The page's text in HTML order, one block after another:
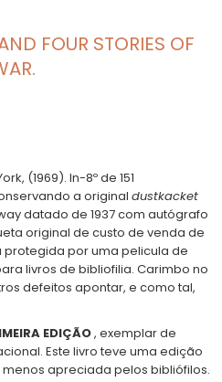
FOUR STORIES OF
(1969). In-8º de 151
a original dustkacket
datado de 1937 com autógrafo
original de custo de venda de
por uma pelicula de
livros de bibliofilia. Carimbo no
defeitos apontar, e como tal,
EDIÇÃO, exemplar de
Este livro teve uma edição
apreciada pelos bibliófilos.